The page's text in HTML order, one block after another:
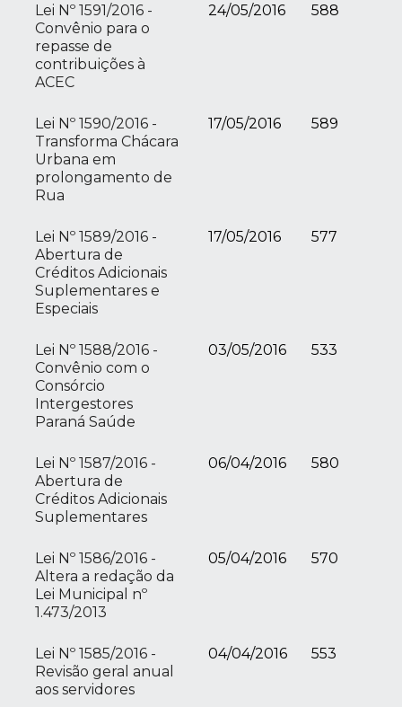
Lei Nº 1591/2016 -
Convênio para o
repasse de
contribuições à
ACEC
24/05/2016 588
Lei Nº 1590/2016 -
Transforma Chácara
Urbana em
prolongamento de
Rua
17/05/2016 589
Lei Nº 1589/2016 -
Abertura de
Créditos Adicionais
Suplementares e
Especiais
17/05/2016 577
Lei Nº 1588/2016 -
Convênio com o
Consórcio
Intergestores
Paraná Saúde
03/05/2016 533
Lei Nº 1587/2016 -
Abertura de
Créditos Adicionais
Suplementares
06/04/2016 580
Lei Nº 1586/2016 -
Altera a redação da
Lei Municipal nº
1.473/2013
05/04/2016 570
Lei Nº 1585/2016 -
Revisão geral anual
aos servidores
04/04/2016 553